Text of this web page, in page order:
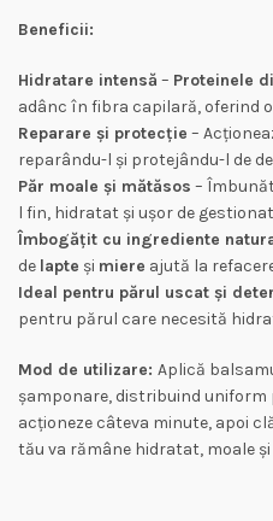
Beneficii:
Hidratare intensă – Proteinele
adânc în fibra capilară, oferind
Reparare și protecție –
reparându-l și protejându-l de
Păr moale și mătăsos –
l fin, hidratat și ușor de
Îmbogățit cu ingrediente
de lapte și miere ajută la
Ideal pentru părul uscat și
pentru părul care necesită
Mod de utilizare: Aplică
șamponare, distribuind uniform
acționeze câteva minute, apoi
tău va rămâne hidratat, moale